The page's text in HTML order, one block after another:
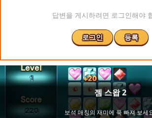
답변을 게시하려면 로그인해야
로그인 등록